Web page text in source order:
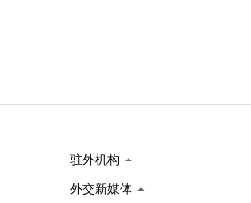
驻外机构
外交新媒体